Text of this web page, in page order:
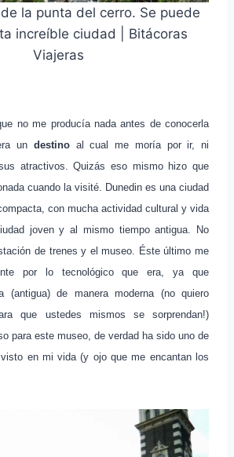
la punta del cerro. Se puede
increíble ciudad | Bitácoras
Viajeras
no me producía nada antes de conocerla
un destinoal cual me moría por ir, ni
atractivos. Quizás eso mismo hizo que
cuando la visité. Dunedin es una ciudad
con mucha actividad cultural y vida
joven y al mismo tiempo antigua. No
de trenes y el museo. Éste último me
por lo tecnológico que era, ya que
(antigua) de manera moderna (no quiero
que ustedes mismos se sorprendan!)
para este museo, de verdad ha sido uno de
en mi vida (y ojo que me encantan los